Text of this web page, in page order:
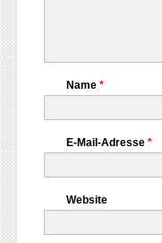
Name *
E-Mail-Adresse *
Website